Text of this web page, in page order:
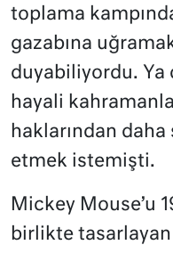
toplama
gazabına
duyabiliyordu. Ya
hayali
haklarından daha
etmek istemişti.
Mickey Mouse’u
birlikte